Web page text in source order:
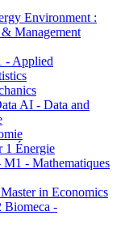
Environment :
Management
- Applied
AI - Data and
1 Énergie
- Mathematiques
in Economics
-